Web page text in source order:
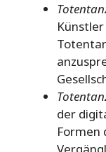
der
Formen